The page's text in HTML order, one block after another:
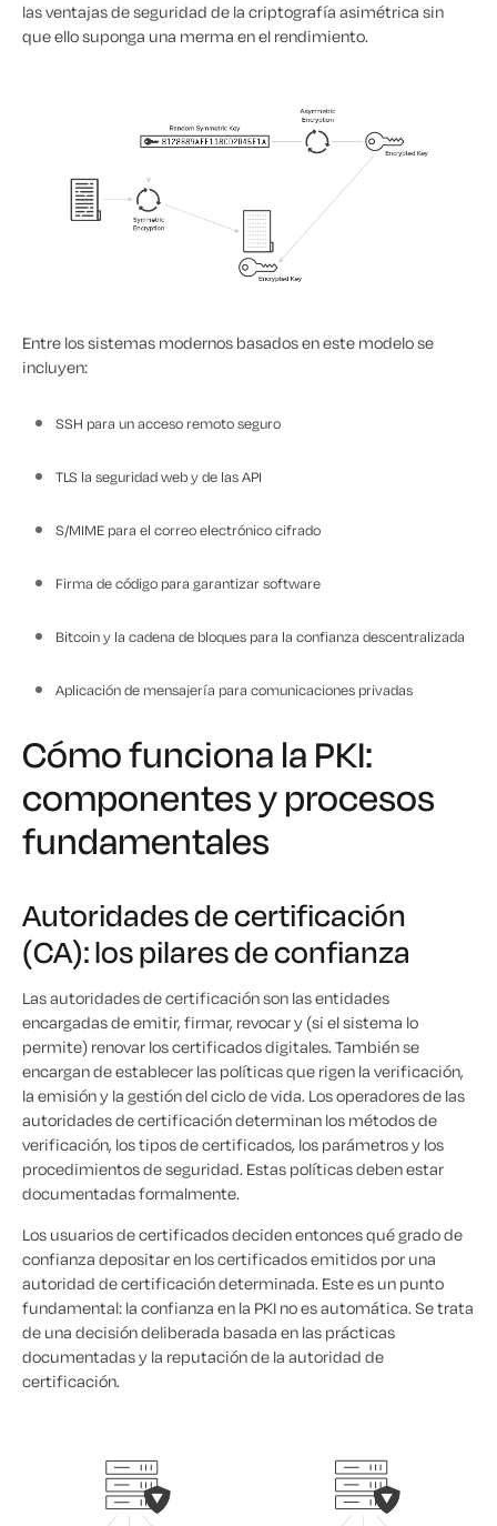
las ventajas de seguridad de la criptografía asimétrica sin
que ello suponga una merma en el rendimiento.
Entre los sistemas modernos basados en este modelo se
incluyen:
SSH para un acceso remoto seguro
TLS la seguridad web y de las API
S/MIME para el correo electrónico cifrado
Firma de código para garantizar software
Bitcoin y la cadena de bloques para la confianza descentralizada
Aplicación de mensajería para comunicaciones privadas
Cómo funciona la PKI:
componentes y procesos
fundamentales
Autoridades de certificación
(CA): los pilares de confianza
Las autoridades de certificación son las entidades
encargadas de emitir, firmar, revocar y (si el sistema lo
permite) renovar los certificados digitales. También se
encargan de establecer las políticas que rigen la verificación,
la emisión y la gestión del ciclo de vida. Los operadores de las
autoridades de certificación determinan los métodos de
verificación, los tipos de certificados, los parámetros y los
procedimientos de seguridad. Estas políticas deben estar
documentadas formalmente.
Los usuarios de certificados deciden entonces qué grado de
confianza depositar en los certificados emitidos por una
autoridad de certificación determinada. Este es un punto
fundamental: la confianza en la PKI no es automática. Se trata
de una decisión deliberada basada en las prácticas
documentadas y la reputación de la autoridad de
certificación.